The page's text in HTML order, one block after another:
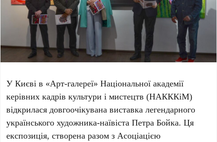
У Києві в «Арт-галереї» Національної академії
керівних кадрів культури і мистецтв (НАКККіМ)
відкрилася довгоочікувана виставка легендарного
українського художника-наївістаПетра Бойка. Ця
експозиція, створена разом зАсоціацією